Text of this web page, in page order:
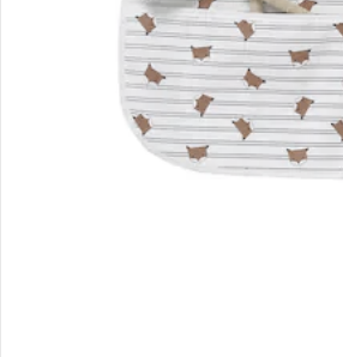
Sicher & flexibel bezahlen